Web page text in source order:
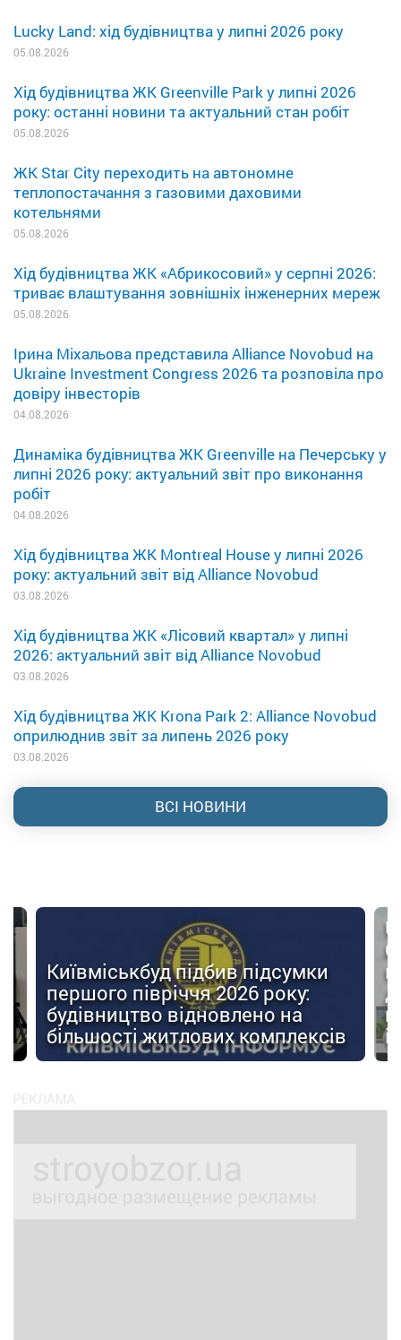
Lucky Land: хід будівництва у липні 2026 року
05.08.2026
Хід будівництва ЖК Greenville Park у липні 2026
року: останні новини та актуальний стан робіт
05.08.2026
ЖК Star City переходить на автономне
теплопостачання з газовими даховими
котельнями
05.08.2026
Хід будівництва ЖК «Абрикосовий» у серпні 2026:
триває влаштування зовнішніх інженерних мереж
05.08.2026
Ірина Міхальова представила Alliance Novobud на
Ukraine Investment Congress 2026 та розповіла про
довіру інвесторів
04.08.2026
Динаміка будівництва ЖК Greenville на Печерську у
липні 2026 року: актуальний звіт про виконання
робіт
04.08.2026
Хід будівництва ЖК Montreal House у липні 2026
року: актуальний звіт від Alliance Novobud
03.08.2026
Хід будівництва ЖК «Лісовий квартал» у липні
2026: актуальний звіт від Alliance Novobud
03.08.2026
Хід будівництва ЖК Krona Park 2: Alliance Novobud
оприлюднив звіт за липень 2026 року
03.08.2026
ВСІ НОВИНИ
Київміськбуд підбив підсумки
першого півріччя 2026 року:
будівництво відновлено на
більшості житлових комплексів